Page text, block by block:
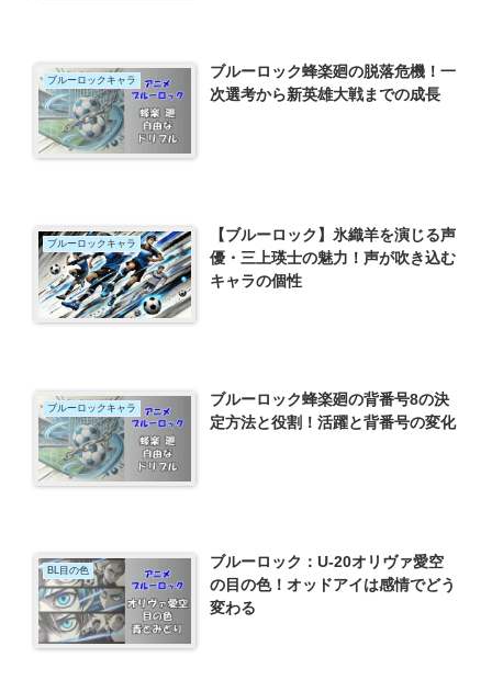
ブルーロックキャラ
ブルーロック蜂楽廻の脱落危機！一
次選考から新英雄大戦までの成長
ブルーロックキャラ
【ブルーロック】氷織羊を演じる声
優・三上瑛士の魅力！声が吹き込む
キャラの個性
ブルーロックキャラ
ブルーロック蜂楽廻の背番号8の決
定方法と役割！活躍と背番号の変化
BL目の色
ブルーロック：U-20オリヴァ愛空
の目の色！オッドアイは感情でどう
変わる